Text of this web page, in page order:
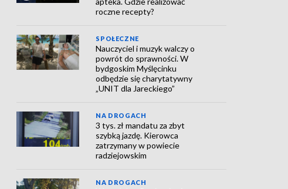
roczne recepty?
SPOŁECZNE
Nauczyciel i muzyk walczy o
powrót do sprawności. W
bydgoskim Myślęcinku
odbędzie się charytatywny
„UNIT dla Jareckiego”
NA DROGACH
3 tys. zł mandatu za zbyt
szybką jazdę. Kierowca
zatrzymany w powiecie
radziejowskim
NA DROGACH